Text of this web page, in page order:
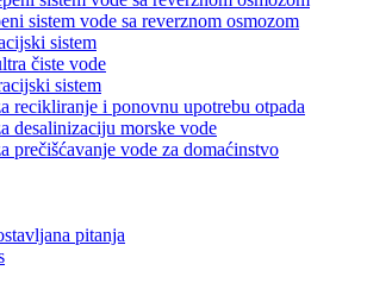
sistem vode sa reverznom osmozom
sistem
čiste vode
sistem
recikliranje i ponovnu upotrebu otpada
desalinizaciju morske vode
prečišćavanje vode za domaćinstvo
pitanja